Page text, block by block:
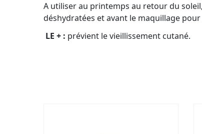
A utiliser au printemps au retour du
déshydratées et avant le maquillage
LE + : prévient le vieillissement cutané.